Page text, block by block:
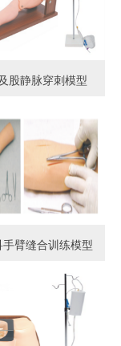
股静脉穿刺模型
手臂缝合训练模型